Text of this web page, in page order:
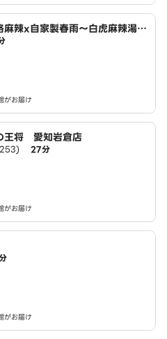
麻辣x自家製春雨～白虎麻辣湯
がお届け
王将 愛知岩倉店
27分
がお届け
がお届け